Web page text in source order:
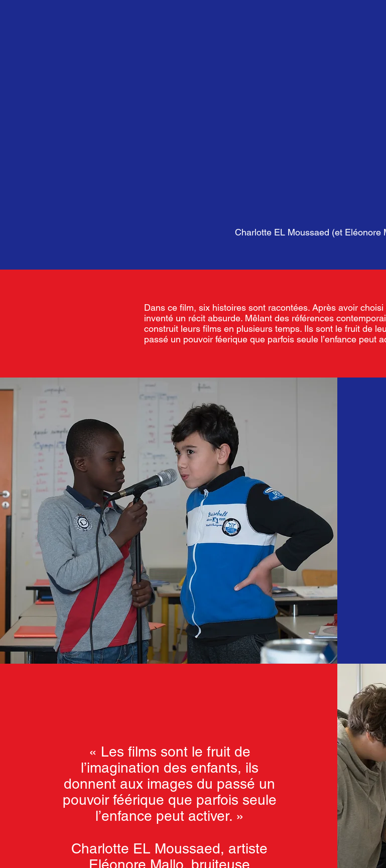
Charlotte EL Moussaed (et Eléonore
Dans ce film, six histoires sont racontées. Après avoir
inventé un récit absurde. Mêlant des références
construit leurs films en plusieurs temps. Ils sont le fruit de
passé un pouvoir féerique que parfois seule l’enfance peut
« Les films sont le fruit de
l’imagination des enfants, ils
donnent aux images du passé un
pouvoir féérique que parfois seule
l’enfance peut activer. »
Charlotte EL Moussaed, artiste
Eléonore Mallo, bruiteuse